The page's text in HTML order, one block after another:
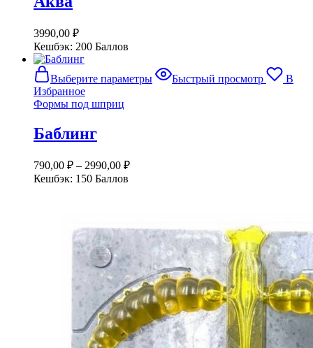
3990,00 ₽
Кешбэк: 200 Баллов
Выберите параметры
Этот
товарБыстрый просмотр
В
Избранное
Формы под шприц
Баблинг
790,00 ₽ – 2990,00 ₽
Кешбэк: 150 Баллов